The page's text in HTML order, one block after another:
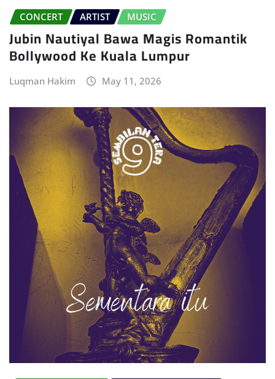
CONCERT ARTIST MUSIC
Jubin Nautiyal Bawa Magis Romantik
Bollywood Ke Kuala Lumpur
Luqman Hakim May 11, 2026